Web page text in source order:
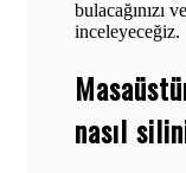
bulacağınızı
inceleyeceğiz.
nasıl